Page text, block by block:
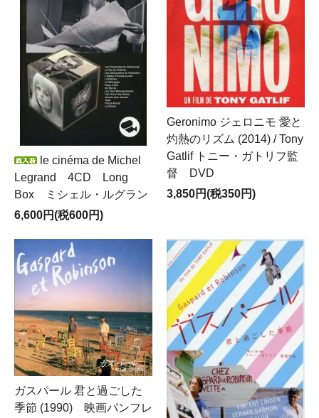
le cinéma de Michel
Legrand 4CD Long
Box ミシェル・ルグラン
6,600円(税600円)
Geronimo ジェロニモ 愛と
灼熱のリズム (2014) / Tony
Gatlif トニー・ガトリフ監
督 DVD
3,850円(税350円)
ガスパール 君と過ごした
季節 (1990) 映画パンフレ